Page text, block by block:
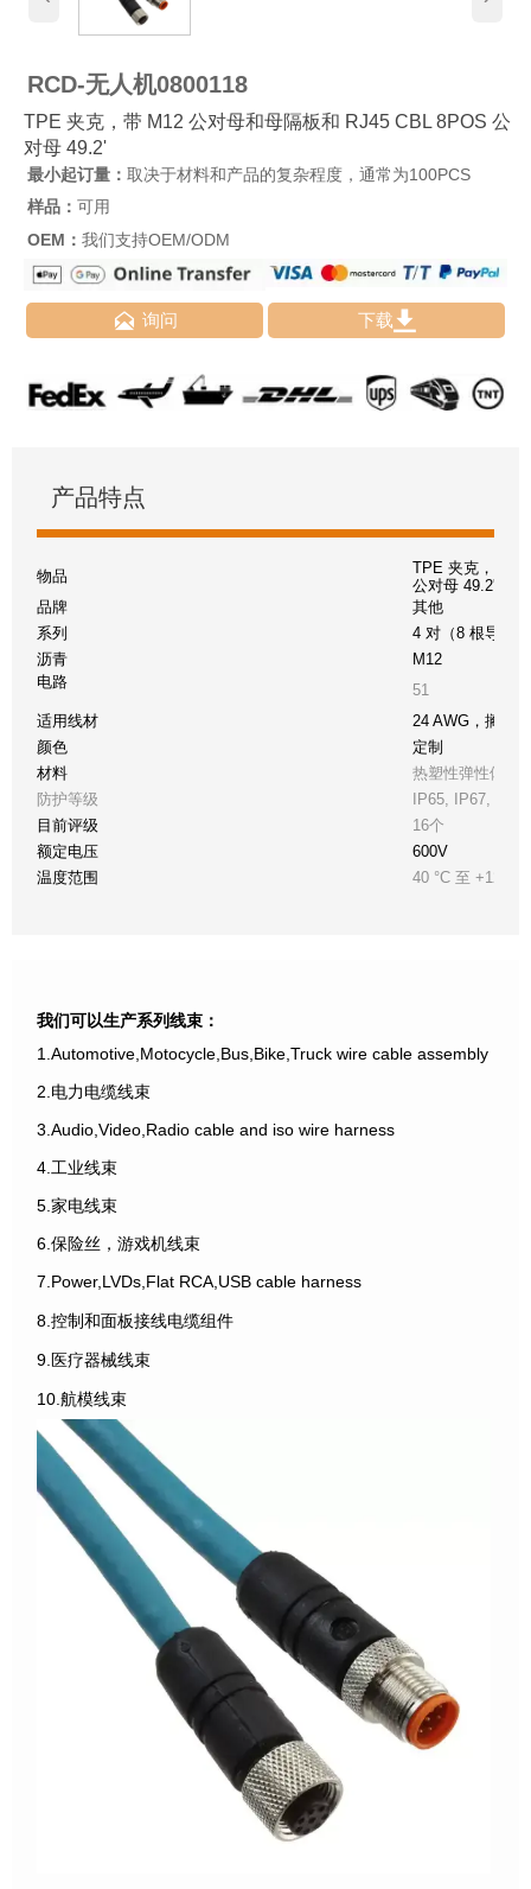
RCD-无人机0800118
TPE 夹克，带 M12 公对母和母隔板和 RJ45 CBL 8POS 公
对母 49.2'
最小起订量： 取决于材料和产品的复杂程度，通常为100PCS
样品： 可用
OEM： 我们支持OEM/ODM
 询问 下载
产品特点
物品
TPE 夹克，带
公对母 49.2'
品牌
其他
系列
4 对（8 根导线）
沥青
M12
电路
51
适用线材
24 AWG，搁浅
颜色
定制
材料
热塑性弹性体外
防护等级
IP65, IP67,
目前评级
16个
额定电压
600V
温度范围
40 °C 至 +125
我们可以生产系列线束：
1.Automotive,Motocycle,Bus,Bike,Truck wire cable assembly
2.电力电缆线束
3.Audio,Video,Radio cable and iso wire harness
4.工业线束
5.家电线束
6.保险丝，游戏机线束
7.Power,LVDs,Flat RCA,USB cable harness
8.控制和面板接线电缆组件
9.医疗器械线束
10.航模线束